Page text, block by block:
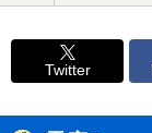
Twitter